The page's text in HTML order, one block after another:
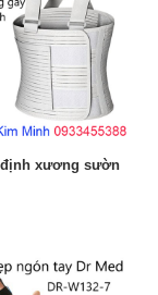
xương sườn